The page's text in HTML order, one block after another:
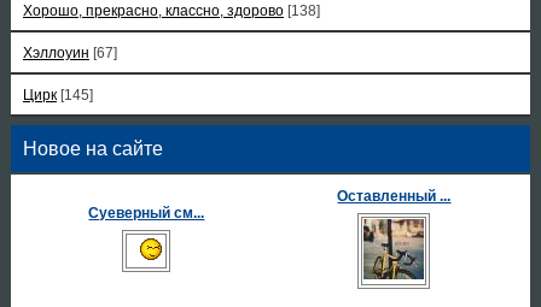
Хорошо, прекрасно, классно, здорово [138]
Хэллоуин [67]
Цирк [145]
Новое на сайте
Суеверный см...
Оставленный ...